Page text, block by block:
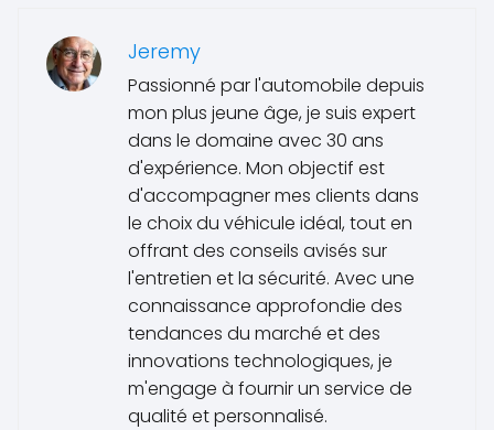
Jeremy
Passionné par l'automobile depuis
mon plus jeune âge, je suis expert
dans le domaine avec 30 ans
d'expérience. Mon objectif est
d'accompagner mes clients dans
le choix du véhicule idéal, tout en
offrant des conseils avisés sur
l'entretien et la sécurité. Avec une
connaissance approfondie des
tendances du marché et des
innovations technologiques, je
m'engage à fournir un service de
qualité et personnalisé.